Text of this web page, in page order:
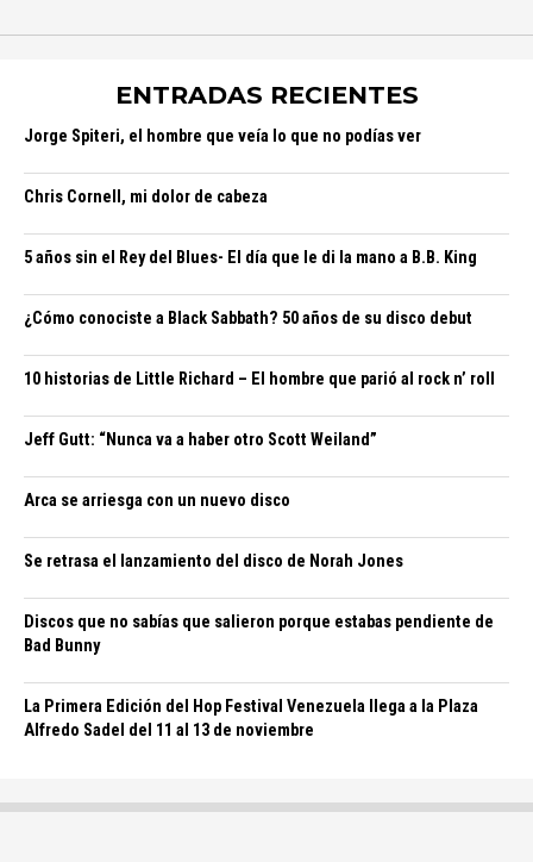
ENTRADAS RECIENTES
Jorge Spiteri, el hombre que veía lo que no podías ver
Chris Cornell, mi dolor de cabeza
5 años sin el Rey del Blues- El día que le di la mano a B.B. King
¿Cómo conociste a Black Sabbath? 50 años de su disco debut
10 historias de Little Richard – El hombre que parió al rock n’ roll
Jeff Gutt: “Nunca va a haber otro Scott Weiland”
Arca se arriesga con un nuevo disco
Se retrasa el lanzamiento del disco de Norah Jones
Discos que no sabías que salieron porque estabas pendiente de
Bad Bunny
La Primera Edición del Hop Festival Venezuela llega a la Plaza
Alfredo Sadel del 11 al 13 de noviembre